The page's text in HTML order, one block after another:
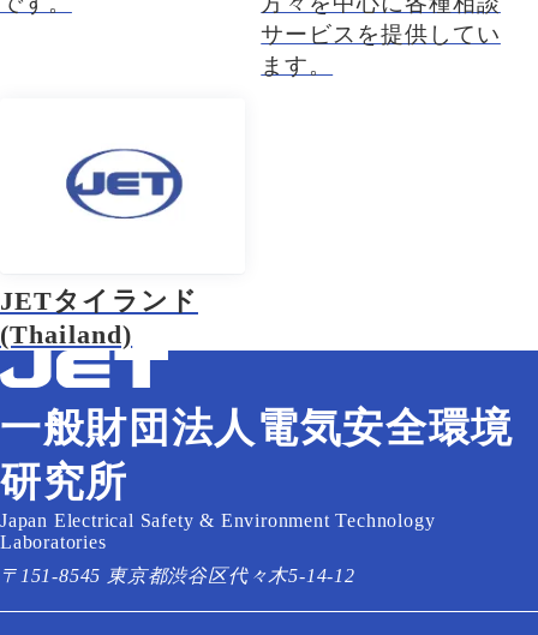
サービスを提供してい
ます。
JETタイランド
(Thailand)
一般財団法人電気安全環境
研究所
Japan Electrical Safety & Environment Technology
Laboratories
〒151-8545 東京都渋谷区代々木5-14-12